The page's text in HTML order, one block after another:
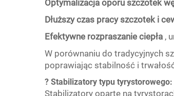
Optymalizacja oporu szczotek
Dłuższy czas pracy szczotek i
Efektywne rozpraszanie ciepła ,
W porównaniu do tradycyjnych
poprawiając stabilność i
? Stabilizatory typu
Stabilizatory oparte na